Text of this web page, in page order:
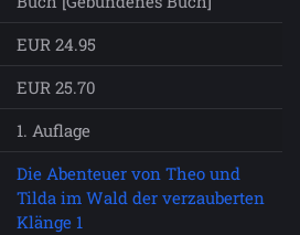
EUR 24.95
EUR 25.70
1. Auflage
Die Abenteuer von Theo und
Tilda im Wald der verzauberten
Klänge 1